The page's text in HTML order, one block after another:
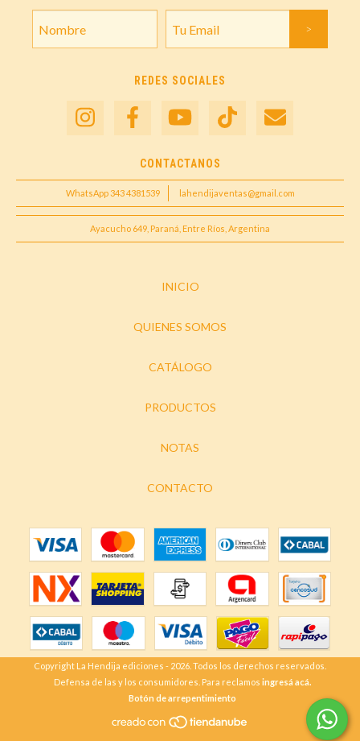
REDES SOCIALES
CONTACTANOS
WhatsApp 343 4381539 lahendijaventas@gmail.com
Ayacucho 649, Paraná, Entre Ríos, Argentina
INICIO
QUIENES SOMOS
CATÁLOGO
PRODUCTOS
NOTAS
CONTACTO
Copyright La Hendija ediciones - 2026. Todos los derechos reservados.
Defensa de las y los consumidores. Para reclamos ingresá acá.
Botón de arrepentimiento